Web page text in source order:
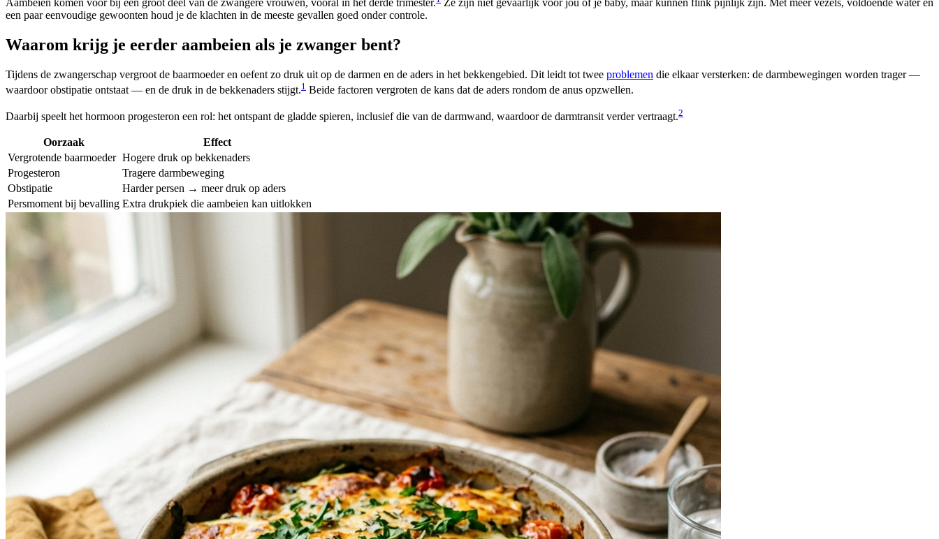
Aambeien komen voor bij een groot deel van de zwangere vrouwen, vooral in het derde trimester.
Ze zijn niet gevaarlijk voor jou of je baby, maar kunnen flink pijnlijk zijn. Met meer vezels, voldoende water en
een paar eenvoudige gewoonten houd je de klachten in de meeste gevallen goed onder controle.
Waarom krijg je eerder aambeien als je zwanger bent?
Tijdens de zwangerschap vergroot de baarmoeder en oefent zo druk uit op de darmen en de aders in het bekkengebied. Dit leidt tot twee problemen die elkaar versterken: de darmbewegingen worden trager —
waardoor obstipatie ontstaat — en de druk in de bekkenaders stijgt.1 Beide factoren vergroten de kans dat de aders rondom de anus opzwellen.
Daarbij speelt het hormoon progesteron een rol: het ontspant de gladde spieren, inclusief die van de darmwand, waardoor de darmtransit verder vertraagt.2
Oorzaak
Effect
Vergrotende baarmoeder Hogere druk op bekkenaders
Progesteron
Tragere darmbeweging
Obstipatie
Harder persen → meer druk op aders
Persmoment bij bevalling Extra drukpiek die aambeien kan uitlokken